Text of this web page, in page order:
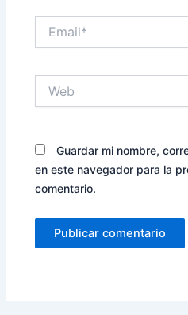
Guardar mi nombre,
en este navegador para la
comentario.